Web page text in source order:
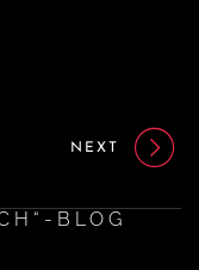
NEXT
BLOG